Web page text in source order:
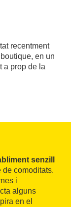
recentment
en un
a prop de la
senzill
comoditats.
i
alguns
en el